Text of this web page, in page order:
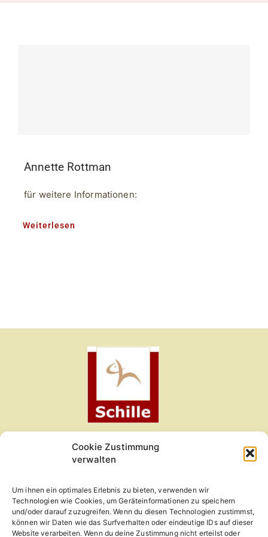
Cookie Zustimmung
verwalten
Um ihnen ein optimales Erlebnis zu bieten, verwenden wir
Technologien wie Cookies, um Geräteinformationen zu speichern
und/oder darauf zuzugreifen. Wenn du diesen Technologien zustimmst,
können wir Daten wie das Surfverhalten oder eindeutige IDs auf dieser
Website verarbeiten. Wenn du deine Zustimmung nicht erteilst oder
Annette Rottman
für weitere Informationen:
Weiterlesen
Kleintierzentrum am Obermain
96215 Lichtenfels
09571-6060